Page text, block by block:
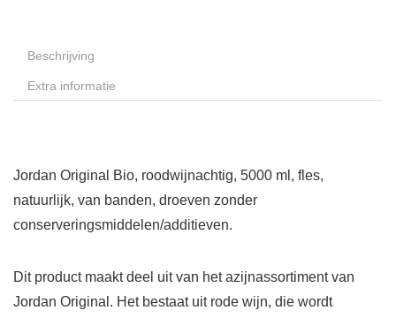
Beschrijving
Extra informatie
Jordan Original Bio, roodwijnachtig, 5000 ml, fles,
natuurlijk, van banden, droeven zonder
conserveringsmiddelen/additieven.
Dit product maakt deel uit van het azijnassortiment van
Jordan Original. Het bestaat uit rode wijn, die wordt